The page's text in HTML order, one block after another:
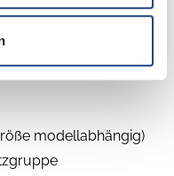
| 103 kW | 140 PS Euro
modellabhängig)